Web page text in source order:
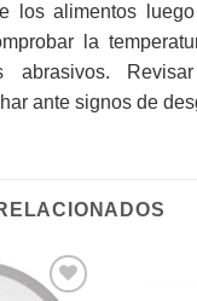
los alimentos
la
abrasivos.
ante signos de